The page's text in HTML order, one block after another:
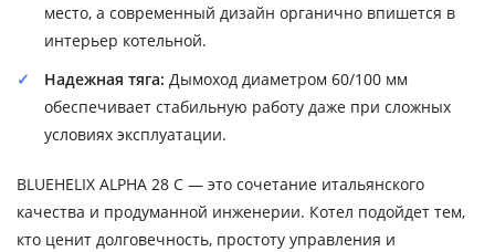
место, а современный дизайн органично впишется в
интерьер котельной.
Надежная тяга: Дымоход диаметром 60/100 мм
обеспечивает стабильную работу даже при сложных
условиях эксплуатации.
BLUEHELIX ALPHA 28 C — это сочетание итальянского
качества и продуманной инженерии. Котел подойдет тем,
кто ценит долговечность, простоту управления и